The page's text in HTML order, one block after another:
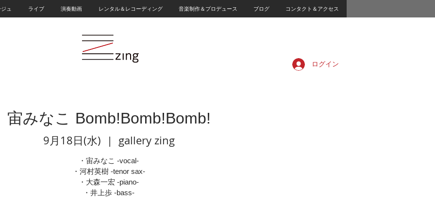
ュ ライブ 演奏動画 レンタル＆レコーディング 音楽制作＆プロデュース ブログ コンタクト＆アクセス
ログイン
宙みなこ Bomb!Bomb!Bomb!
9月18日(水)
  |
gallery zing
・宙みなこ -vocal-
・河村英樹 -tenor sax-
・大森一宏 -piano-
・井上歩 -bass-